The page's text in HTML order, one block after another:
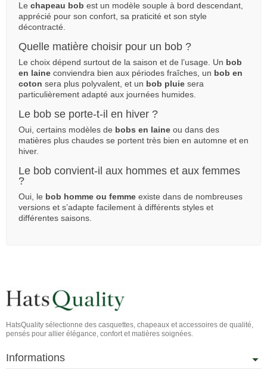
Le chapeau bob est un modèle souple à bord descendant,
apprécié pour son confort, sa praticité et son style
décontracté.
Quelle matière choisir pour un bob ?
Le choix dépend surtout de la saison et de l’usage. Un bob
en laine conviendra bien aux périodes fraîches, un bob en
coton sera plus polyvalent, et un bob pluie sera
particulièrement adapté aux journées humides.
Le bob se porte-t-il en hiver ?
Oui, certains modèles de bobs en laine ou dans des
matières plus chaudes se portent très bien en automne et en
hiver.
Le bob convient-il aux hommes et aux femmes
?
Oui, le bob homme ou femme existe dans de nombreuses
versions et s’adapte facilement à différents styles et
différentes saisons.
HatsQuality sélectionne des casquettes, chapeaux et accessoires de qualité,
pensés pour allier élégance, confort et matières soignées.
Informations